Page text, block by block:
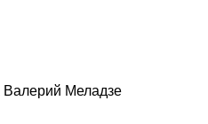
Валерий Меладзе